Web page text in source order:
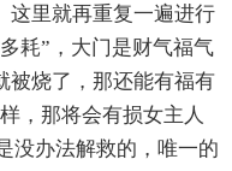
里就再重复一遍进行
耗”，大门是财气福气
被烧了，那还能有福有
，那将会有损女主人
没办法解救的，唯一的